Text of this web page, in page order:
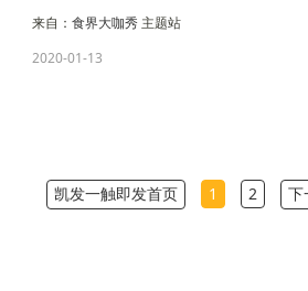
来自： 食界大咖秀 主题站
2020-01-13
凯发一触即发首页 1 2 下